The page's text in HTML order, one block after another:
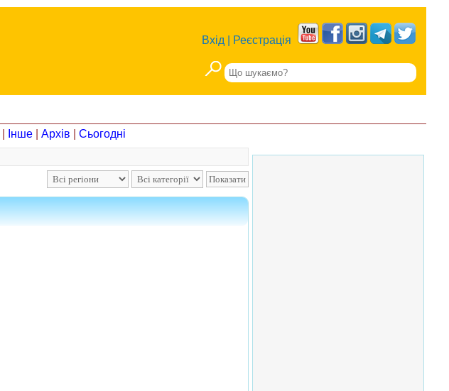
Вхід Реєстрація
Інше Архів
Сьогодні